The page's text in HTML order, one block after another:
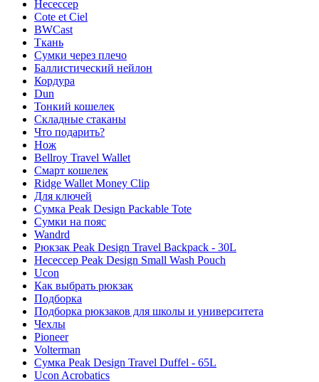
Несессер
Cote et Ciel
BWCast
Ткань
Сумки через плечо
Баллистический нейлон
Кордура
Dun
Тонкий кошелек
Складные стаканы
Что подарить?
Нож
Bellroy Travel Wallet
Смарт кошелек
Ridge Wallet Money Clip
Для ключей
Сумка Peak Design Packable Tote
Сумки на пояс
Wandrd
Рюкзак Peak Design Travel Backpack - 30L
Несессер Peak Design Small Wash Pouch
Ucon
Как выбрать рюкзак
Подборка
Подборка рюкзаков для школы и университета
Чехлы
Pioneer
Volterman
Сумка Peak Design Travel Duffel - 65L
Ucon Acrobatics